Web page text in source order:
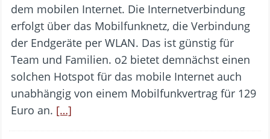
dem mobilen Internet. Die Internetverbindung
erfolgt über das Mobilfunknetz, die Verbindung
der Endgeräte per WLAN. Das ist günstig für
Team und Familien. o2 bietet demnächst einen
solchen Hotspot für das mobile Internet auch
unabhängig von einem Mobilfunkvertrag für 129
Euro an. […]